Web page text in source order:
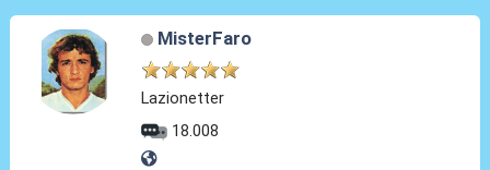
MisterFaro
Lazionetter
18.008